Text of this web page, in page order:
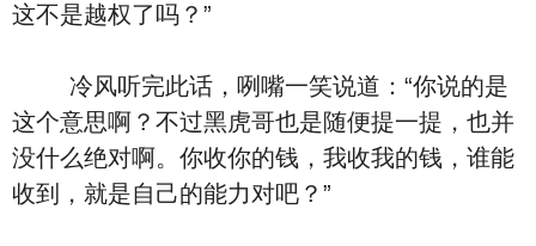
这不是越权了吗？”
冷风听完此话，咧嘴一笑说道：“你说的是
这个意思啊？不过黑虎哥也是随便提一提，也并
没什么绝对啊。你收你的钱，我收我的钱，谁能
收到，就是自己的能力对吧？”